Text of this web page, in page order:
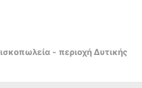
- περιοχή Δυτικής